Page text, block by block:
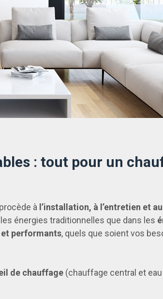
: tout pour un
procède à l’installation, à l’entretien et
les énergies traditionnelles que dans les
performants, quels que soient vos
de chauffage (chauffage central et